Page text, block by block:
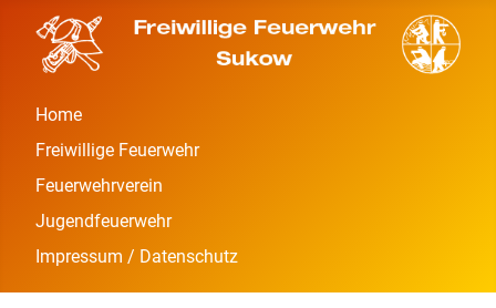
Home
Freiwillige Feuerwehr
Feuerwehrverein
Jugendfeuerwehr
Impressum / Datenschutz